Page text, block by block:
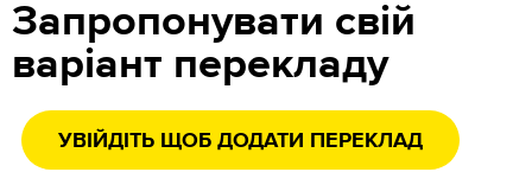
Запропонувати свій
варіант перекладу
УВІЙДІТЬ ЩОБ ДОДАТИ ПЕРЕКЛАД